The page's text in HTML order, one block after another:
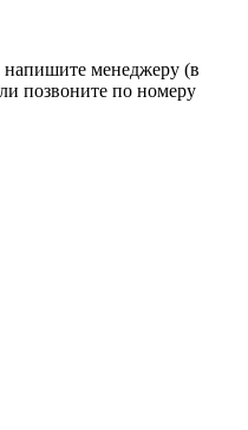
менеджеру (в
позвоните по номеру